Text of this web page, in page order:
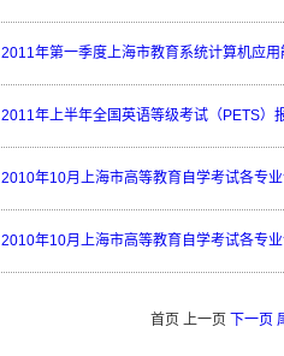
2011年第一季度上海市教育系统计算机应
2011年上半年全国英语等级考试（PETS）
2010年10月上海市高等教育自学考试各专
2010年10月上海市高等教育自学考试各专
首页 上一页 下一页